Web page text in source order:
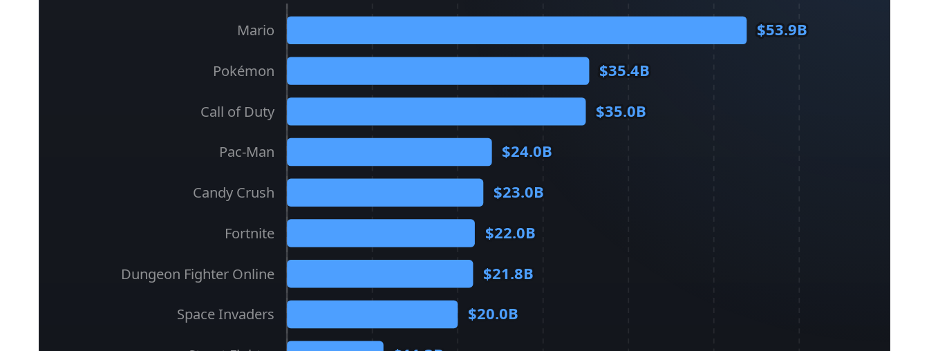
Mario $53.9B
Pokémon $35.4B
Call of Duty $35.0B
Pac-Man $24.0B
Candy Crush $23.0B
Fortnite $22.0B
Dungeon Fighter Online $21.8B
Space Invaders $20.0B